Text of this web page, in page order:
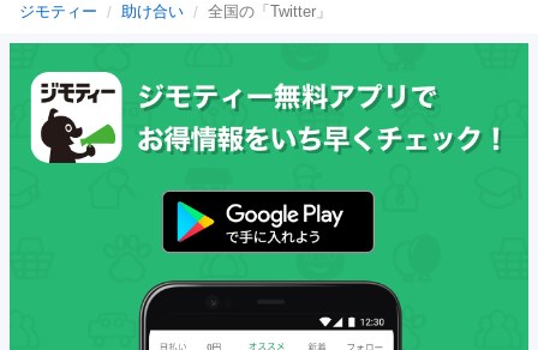
ジモティー 助け合い 全国の「Twitter」